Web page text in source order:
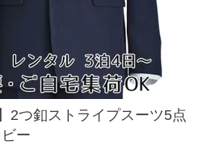
2つ釦ストライプスーツ5点
ー